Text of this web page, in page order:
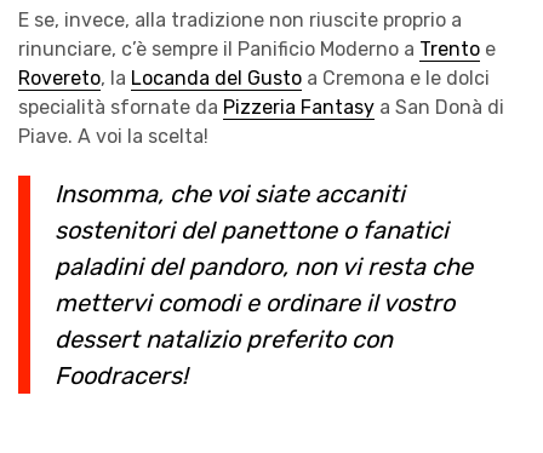
E se, invece, alla tradizione non riuscite proprio a
rinunciare, c’è sempre il Panificio Moderno a Trento e
Rovereto, la Locanda del Gusto a Cremona e le dolci
specialità sfornate da Pizzeria Fantasy a San Donà di
Piave. A voi la scelta!
Insomma, che voi siate accaniti
sostenitori del panettone o fanatici
paladini del pandoro, non vi resta che
mettervi comodi e ordinare il vostro
dessert natalizio preferito con
Foodracers!